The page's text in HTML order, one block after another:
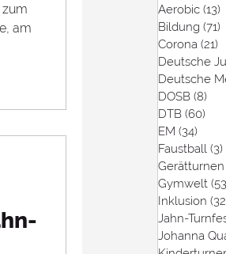
Aerobic (13)
Bildung (71)
Corona (21)
Deutsche
Deutsche
DOSB (8)
DTB (60)
EM (34)
Faustball (3)
Gerätturnen
Gymwelt
Inklusion
Jahn-
Johanna
am